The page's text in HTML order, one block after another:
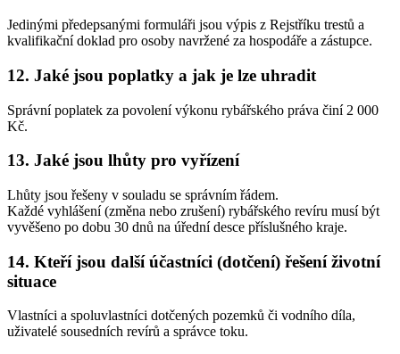
Jedinými předepsanými formuláři jsou výpis z Rejstříku trestů a
kvalifikační doklad pro osoby navržené za hospodáře a zástupce.
12. Jaké jsou poplatky a jak je lze uhradit
Správní poplatek za povolení výkonu rybářského práva činí 2 000
Kč.
13. Jaké jsou lhůty pro vyřízení
Lhůty jsou řešeny v souladu se správním řádem.
Každé vyhlášení (změna nebo zrušení) rybářského revíru musí být
vyvěšeno po dobu 30 dnů na úřední desce příslušného kraje.
14. Kteří jsou další účastníci (dotčení) řešení životní
situace
Vlastníci a spoluvlastníci dotčených pozemků či vodního díla,
uživatelé sousedních revírů a správce toku.